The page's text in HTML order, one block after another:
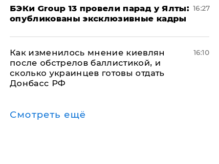
​БЭКи Group 13 провели парад у Ялты:
опубликованы эксклюзивные кадры
16:27
Как изменилось мнение киевлян
после обстрелов баллистикой, и
сколько украинцев готовы отдать
Донбасс РФ
16:10
Смотреть ещё